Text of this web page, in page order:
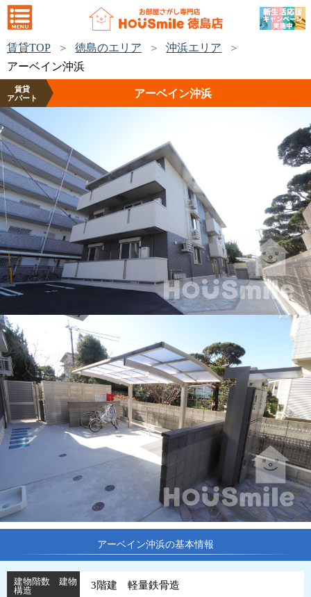
賃貸TOP 徳島のエリア
沖浜エリア
アーベイン沖浜
賃貸
アパート
アーベイン沖浜
アーベイン沖浜の基本情報
建物階数 建物
構造
3階建 軽量鉄骨造